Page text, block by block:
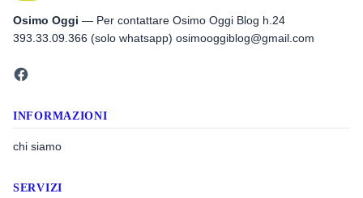
Osimo Oggi — Per contattare Osimo Oggi Blog h.24
393.33.09.366 (solo whatsapp) osimooggiblog@gmail.com
INFORMAZIONI
chi siamo
SERVIZI